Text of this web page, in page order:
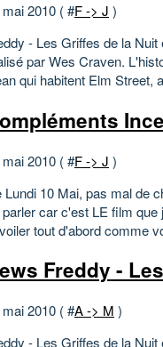
2010 ( #F -> J )
- Les Griffes de la
par Wes Craven.
qui habitent Elm Street,
mai 2010 ( #F -> J )
Lundi 10 Mai, pas mal de
car c'est LE film
tout d'abord comme
Freddy -
2010 ( #A -> M )
- Les Griffes de la